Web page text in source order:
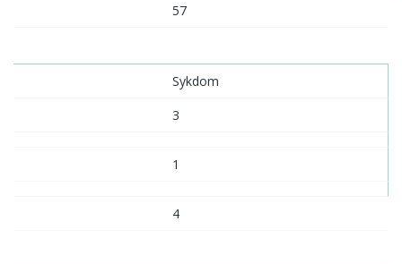
57
Sykdom
3
1
4